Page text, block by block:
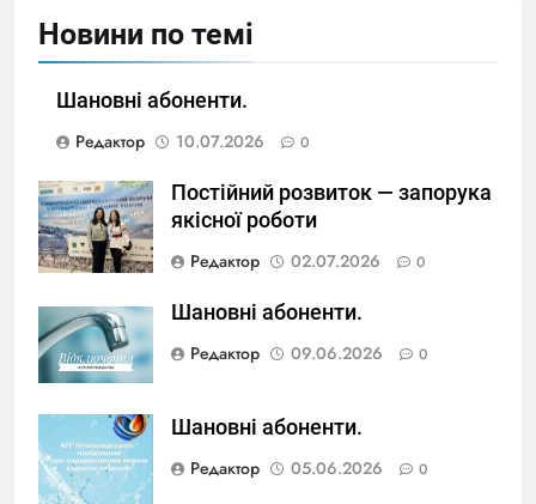
Новини по темі
Шановні абоненти.
Редактор
10.07.2026 0
Постійний розвиток — запорука
якісної роботи
Редактор
02.07.2026 0
Шановні абоненти.
Редактор
09.06.2026 0
Шановні абоненти.
Редактор
05.06.2026 0